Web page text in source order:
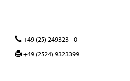
+49 (25) 249323 - 0
+49 (2524) 9323399